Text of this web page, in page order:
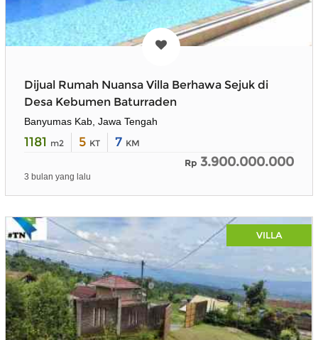
Dijual Rumah Nuansa Villa Berhawa Sejuk di
Desa Kebumen Baturraden
Banyumas Kab, Jawa Tengah
1181 m2 5 KT 7 KM
Rp 3.900.000.000
3 bulan yang lalu
VILLA